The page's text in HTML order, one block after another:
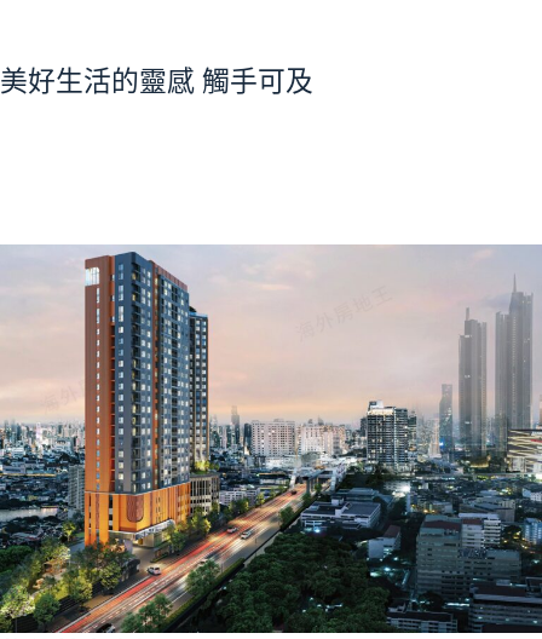
美好生活的靈感 觸手可及